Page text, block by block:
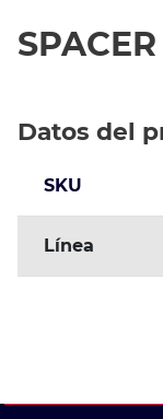
Datos del
SKU
Línea